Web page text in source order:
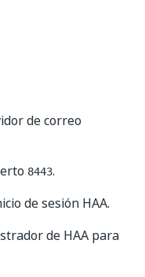
de correo
8443.
de sesión HAA.
de HAA para